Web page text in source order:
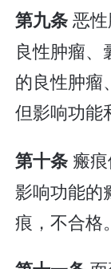
第九条恶
良性肿瘤、
的良性肿瘤
但影响功能
第十条 瘢
影响功能的
痕，不合格。